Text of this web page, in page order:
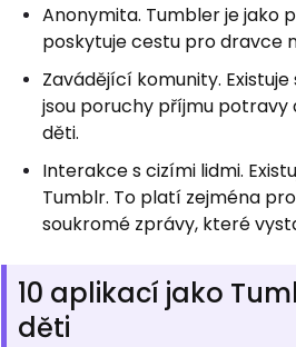
Anonymita. Tumbler je jako
poskytuje cestu pro dravce
Zavádějící komunity.
jsou poruchy příjmu potravy
děti.
Interakce s cizími lidmi.
Tumblr. To platí zejména
soukromé zprávy, které
10 aplikací jako
děti